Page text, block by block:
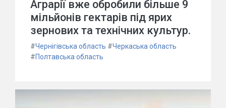
Аграрії вже обробили більше 9
мільйонів гектарів під ярих
зернових та технічних культур.
#Чернігівська область #Черкаська область
#Полтавська область